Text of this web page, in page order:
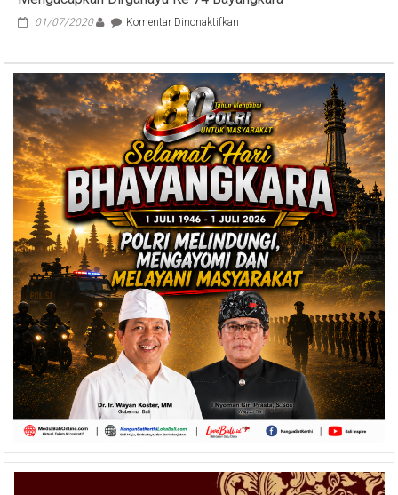
01/07/2020 Komentar Dinonaktifkan
Dan
Dekranasda
Provinsi
Bali
Mengucapkan
Dirgahayu
Ke
74
Bayangkara